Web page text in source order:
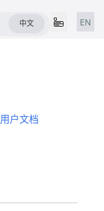
中文 EN
用户文档